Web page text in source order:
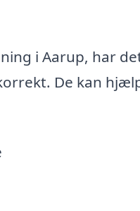
i Aarup, har
De kan